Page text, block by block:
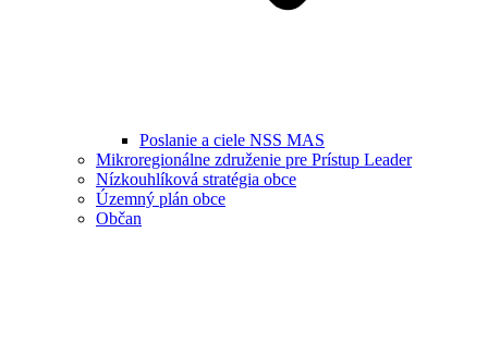
Poslanie a ciele NSS MAS
Mikroregionálne združenie pre Prístup Leader
Nízkouhlíková stratégia obce
Územný plán obce
Občan